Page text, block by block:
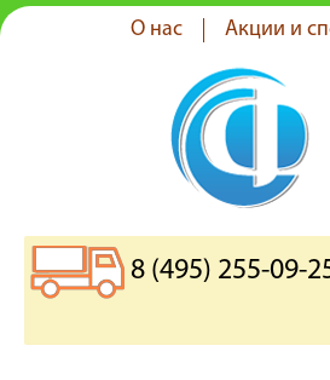
О нас Акции и
8 (495) 255-09-